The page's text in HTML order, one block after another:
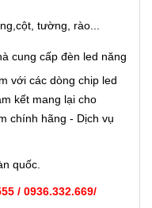
tường, rào...
cung cấp đèn led năng
với các dòng chip led
kết mang lại cho
chính hãng - Dịch vụ
quốc.
/ 0936.332.669/